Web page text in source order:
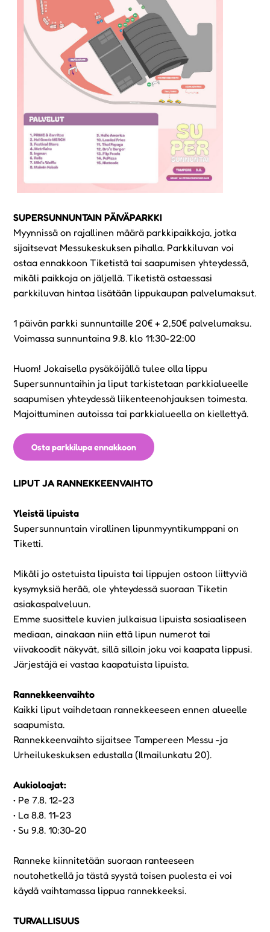
SUPERSUNNUNTAIN PÄIVÄPARKKI
Myynnissä on rajallinen määrä parkkipaikkoja, jotka
sijaitsevat Messukeskuksen pihalla. Parkkiluvan voi
ostaa ennakkoon Tiketistä tai saapumisen yhteydessä,
mikäli paikkoja on jäljellä. Tiketistä ostaessasi
parkkiluvan hintaa lisätään lippukaupan palvelumaksut.
1 päivän parkki sunnuntaille 20€ + 2,50€ palvelumaksu.
Voimassa sunnuntaina 9.8. klo 11:30-22:00
Huom! Jokaisella pysäköijällä tulee olla lippu
Supersunnuntaihin ja liput tarkistetaan parkkialueelle
saapumisen yhteydessä liikenteenohjauksen toimesta.
Majoittuminen autoissa tai parkkialueella on kiellettyä.
Osta parkkilupa ennakkoon
LIPUT JA RANNEKKEENVAIHTO
Yleistä lipuista
Supersunnuntain virallinen lipunmyyntikumppani on
Tiketti.
Mikäli jo ostetuista lipuista tai lippujen ostoon liittyviä
kysymyksiä herää, ole yhteydessä suoraan Tiketin
asiakaspalveluun.
Emme suosittele kuvien julkaisua lipuista sosiaaliseen
mediaan, ainakaan niin että lipun numerot tai
viivakoodit näkyvät, sillä silloin joku voi kaapata lippusi.
Järjestäjä ei vastaa kaapatuista lipuista.
Rannekkeenvaihto
Kaikki liput vaihdetaan rannekkeeseen ennen alueelle
saapumista.
Rannekkeenvaihto sijaitsee Tampereen Messu -ja
Urheilukeskuksen edustalla (Ilmailunkatu 20).
Aukioloajat:
• Pe 7.8. 12-23
• La 8.8. 11-23
• Su 9.8. 10:30-20
Ranneke kiinnitetään suoraan ranteeseen
noutohetkellä ja tästä syystä toisen puolesta ei voi
käydä vaihtamassa lippua rannekkeeksi.
TURVALLISUUS